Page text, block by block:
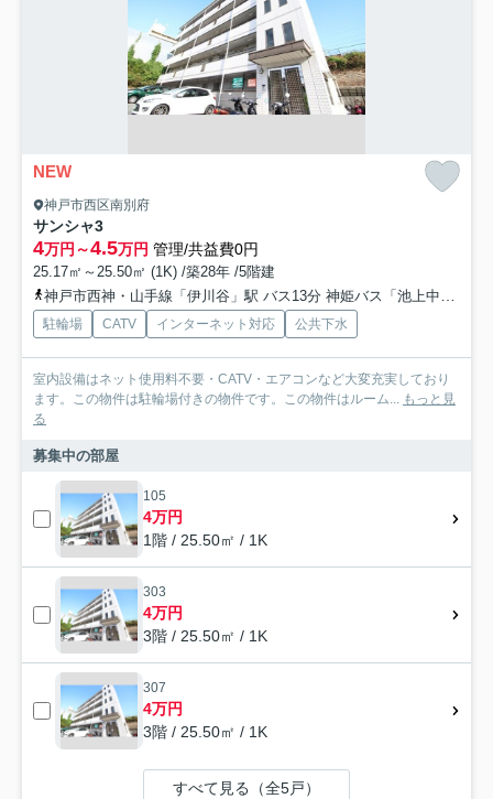
NEW
神戸市西区南別府
サンシャ3
4万円～4.5万円 管理/共益費0円
25.17㎡～25.50㎡ (1K) /築28年 /5階建
神戸市西神・山手線「伊川谷」駅 バス13分 神姫バス「池上中央公園」 停歩10分
駐輪場 CATV インターネット対応 公共下水
室内設備はネット使用料不要・CATV・エアコンなど大変充実しており
ます。この物件は駐輪場付きの物件です。この物件はルーム... もっと見
る
募集中の部屋
105
4万円
1階 / 25.50㎡ / 1K
303
4万円
3階 / 25.50㎡ / 1K
307
4万円
3階 / 25.50㎡ / 1K
すべて見る（全5戸）